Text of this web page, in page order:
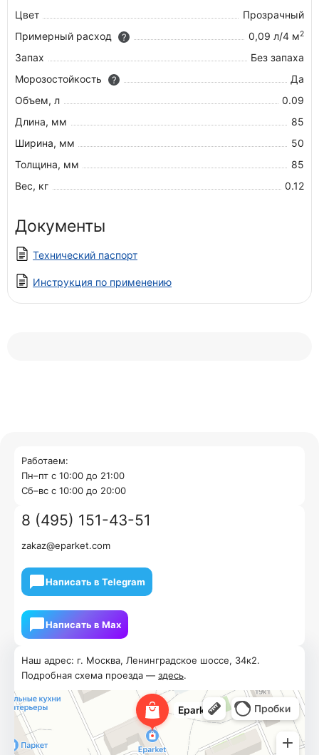
Цвет
Прозрачный
Примерный расход
? 0,09 л/4 м2
Запах
Без запаха
Морозостойкость
?
Да
Объем, л
0.09
Длина, мм
85
Ширина, мм
50
Толщина, мм
85
Вес, кг
0.12
Документы
Технический паспорт
Инструкция по применению
Наш адрес: г. Москва, Ленинградское шоссе, 34к2.
Подробная схема проезда — здесь.
Работаем:
Пн–пт с 10:00 до 21:00
Cб–вс с 10:00 до 20:00
8 (495) 151-43-51
zakaz@eparket.com
Написать в Telegram
Написать в Мах